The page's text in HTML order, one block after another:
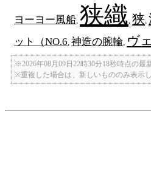
ヨーヨー風船 狭織 狭
ット（NO.6 神造の腕輪 ヴ
※2026年08月09日22時30分18秒時点の最
※重複した場合は、新しいもののみ表示し